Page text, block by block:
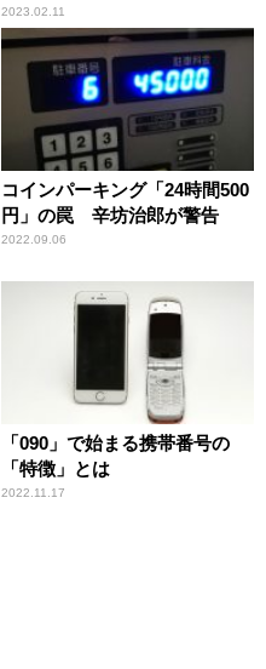
にある政治的背景
2023.02.11
コインパーキング「24時間500
円」の罠 辛坊治郎が警告
2022.09.06
「090」で始まる携帯番号の
「特徴」とは
2022.11.17